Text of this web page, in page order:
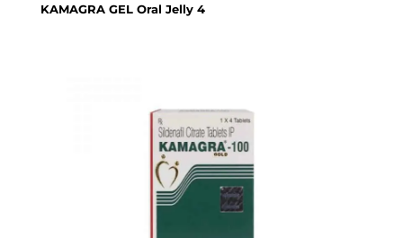
KAMAGRA GEL Oral Jelly 4